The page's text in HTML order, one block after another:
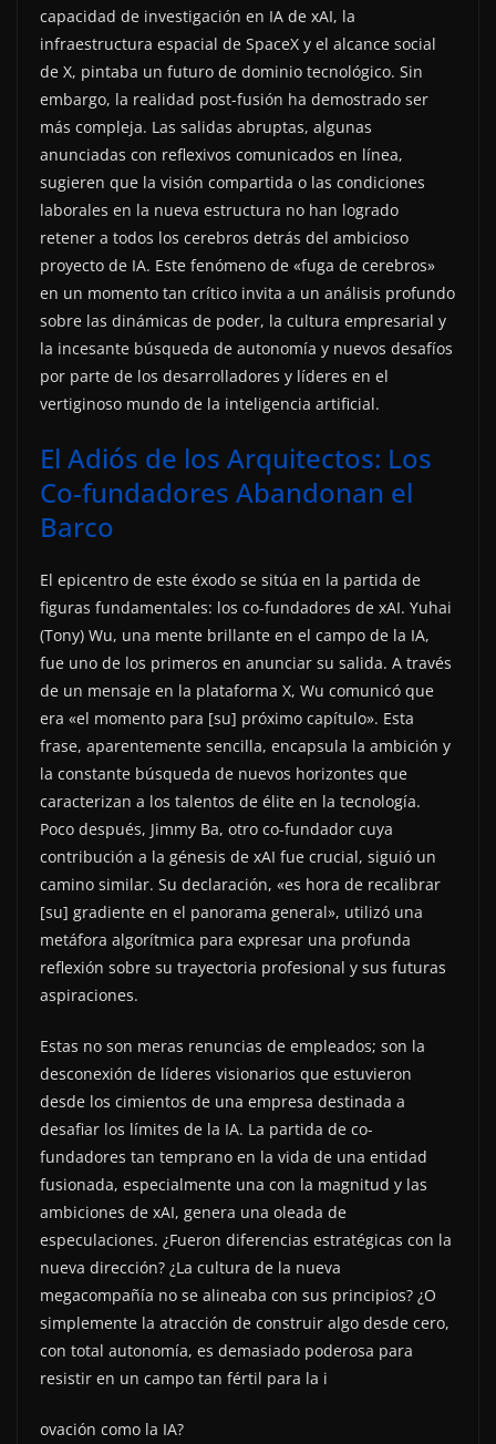
capacidad de investigación en IA de xAI, la
infraestructura espacial de SpaceX y el alcance social
de X, pintaba un futuro de dominio tecnológico. Sin
embargo, la realidad post-fusión ha demostrado ser
más compleja. Las salidas abruptas, algunas
anunciadas con reflexivos comunicados en línea,
sugieren que la visión compartida o las condiciones
laborales en la nueva estructura no han logrado
retener a todos los cerebros detrás del ambicioso
proyecto de IA. Este fenómeno de «fuga de cerebros»
en un momento tan crítico invita a un análisis profundo
sobre las dinámicas de poder, la cultura empresarial y
la incesante búsqueda de autonomía y nuevos desafíos
por parte de los desarrolladores y líderes en el
vertiginoso mundo de la inteligencia artificial.
El Adiós de los Arquitectos: Los
Co-fundadores Abandonan el
Barco
El epicentro de este éxodo se sitúa en la partida de
figuras fundamentales: los co-fundadores de xAI. Yuhai
(Tony) Wu, una mente brillante en el campo de la IA,
fue uno de los primeros en anunciar su salida. A través
de un mensaje en la plataforma X, Wu comunicó que
era «el momento para [su] próximo capítulo». Esta
frase, aparentemente sencilla, encapsula la ambición y
la constante búsqueda de nuevos horizontes que
caracterizan a los talentos de élite en la tecnología.
Poco después, Jimmy Ba, otro co-fundador cuya
contribución a la génesis de xAI fue crucial, siguió un
camino similar. Su declaración, «es hora de recalibrar
[su] gradiente en el panorama general», utilizó una
metáfora algorítmica para expresar una profunda
reflexión sobre su trayectoria profesional y sus futuras
aspiraciones.
Estas no son meras renuncias de empleados; son la
desconexión de líderes visionarios que estuvieron
desde los cimientos de una empresa destinada a
desafiar los límites de la IA. La partida de co-
fundadores tan temprano en la vida de una entidad
fusionada, especialmente una con la magnitud y las
ambiciones de xAI, genera una oleada de
especulaciones. ¿Fueron diferencias estratégicas con la
nueva dirección? ¿La cultura de la nueva
megacompañía no se alineaba con sus principios? ¿O
simplemente la atracción de construir algo desde cero,
con total autonomía, es demasiado poderosa para
resistir en un campo tan fértil para la i
ovación como la IA?